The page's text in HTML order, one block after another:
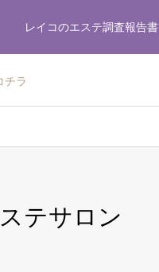
レイコのエステ調査報告書
チラ
テサロン